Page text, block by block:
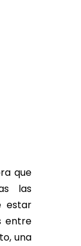
que
las
estar
entre
una